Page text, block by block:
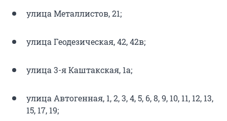
улица Металлистов, 21;
улица Геодезическая, 42, 42в;
улица 3-я Каштакская, 1а;
улица Автогенная, 1, 2, 3, 4, 5, 6, 8, 9, 10, 11, 12, 13,
15, 17, 19;